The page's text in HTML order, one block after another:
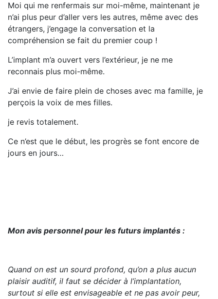
Moi qui me renfermais sur moi-même, maintenant je
n’ai plus peur d’aller vers les autres, même avec des
étrangers, j’engage la conversation et la
compréhension se fait du premier coup !
L’implant m’a ouvert vers l’extérieur, je ne me
reconnais plus moi-même.
J’ai envie de faire plein de choses avec ma famille, je
perçois la voix de mes filles.
je revis totalement.
Ce n’est que le début, les progrès se font encore de
jours en jours…
Mon avis personnel pour les futurs implantés :
Quand on est un sourd profond, qu’on a plus aucun
plaisir auditif, il faut se décider à l’implantation,
surtout si elle est envisageable et ne pas avoir peur,